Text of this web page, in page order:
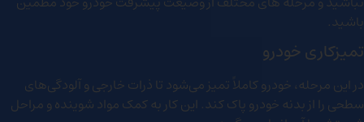
باشید.
تمیزکاری خودرو
در این مرحله، خودرو کاملاً تمیز می‌شود تا ذرات خارجی و آلودگی‌های
سطحی را از بدنه خودرو پاک کند. این کار به کمک مواد شوینده و مراحل